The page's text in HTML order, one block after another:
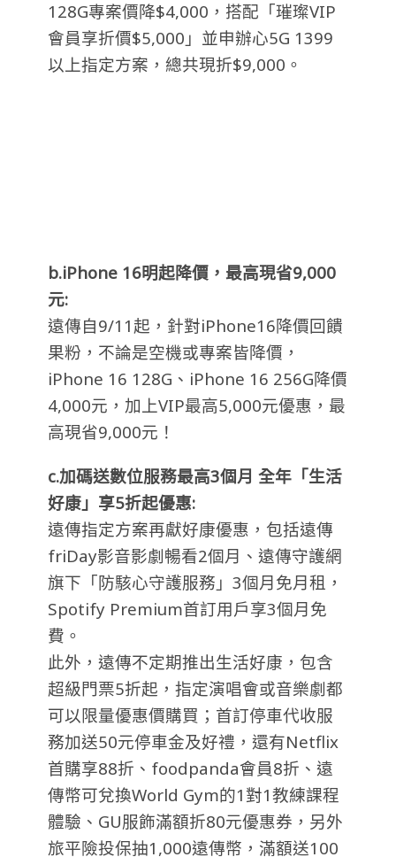
128G專案價降$4,000，搭配「璀璨VIP
會員享折價$5,000」並申辦心5G 1399
以上指定方案，總共現折$9,000。
b.iPhone 16明起降價，最高現省9,000
元:
遠傳自9/11起，針對iPhone16降價回饋
果粉，不論是空機或專案皆降價，
iPhone 16 128G、iPhone 16 256G降價
4,000元，加上VIP最高5,000元優惠，最
高現省9,000元！
c.加碼送數位服務最高3個月 全年「生活
好康」享5折起優惠:
遠傳指定方案再獻好康優惠，包括遠傳
friDay影音影劇暢看2個月、遠傳守護網
旗下「防駭心守護服務」3個月免月租，
Spotify Premium首訂用戶享3個月免
費。
此外，遠傳不定期推出生活好康，包含
超級門票5折起，指定演唱會或音樂劇都
可以限量優惠價購買；首訂停車代收服
務加送50元停車金及好禮，還有Netflix
首購享88折、foodpanda會員8折、遠
傳幣可兌換World Gym的1對1教練課程
體驗、GU服飾滿額折80元優惠券，另外
旅平險投保抽1,000遠傳幣，滿額送100